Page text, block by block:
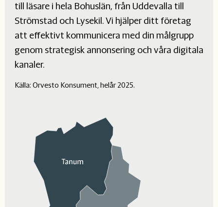
till läsare i hela Bohuslän, från Uddevalla till
Strömstad och Lysekil. Vi hjälper ditt företag
att effektivt kommunicera med din målgrupp
genom strategisk annonsering och våra digitala
kanaler.
Källa: Orvesto Konsument, helår 2025.